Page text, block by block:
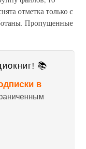
отметка только с
Пропущенные
📚
в